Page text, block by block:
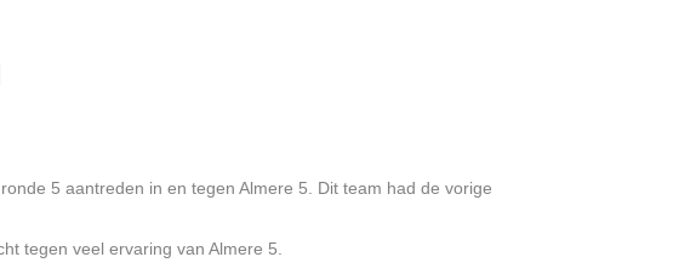
5 aantreden in en tegen Almere 5. Dit team had de vorige
tegen veel ervaring van Almere 5.